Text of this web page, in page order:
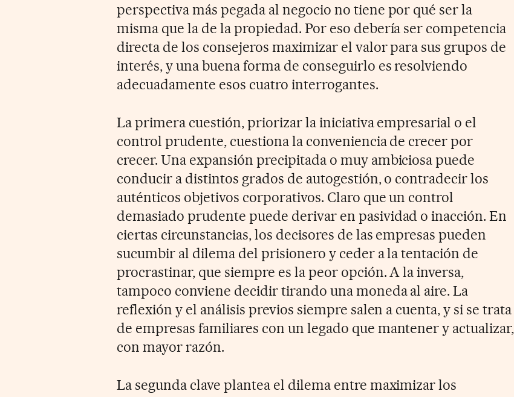
perspectiva más pegada al negocio no tiene por qué ser la
misma que la de la propiedad. Por eso debería ser competencia
directa de los consejeros maximizar el valor para sus grupos de
interés, y una buena forma de conseguirlo es resolviendo
adecuadamente esos cuatro interrogantes.
La primera cuestión, priorizar la iniciativa empresarial o el
control prudente, cuestiona la conveniencia de crecer por
crecer. Una expansión precipitada o muy ambiciosa puede
conducir a distintos grados de autogestión, o contradecir los
auténticos objetivos corporativos. Claro que un control
demasiado prudente puede derivar en pasividad o inacción. En
ciertas circunstancias, los decisores de las empresas pueden
sucumbir al dilema del prisionero y ceder a la tentación de
procrastinar, que siempre es la peor opción. A la inversa,
tampoco conviene decidir tirando una moneda al aire. La
reflexión y el análisis previos siempre salen a cuenta, y si se trata
de empresas familiares con un legado que mantener y actualizar,
con mayor razón.
La segunda clave plantea el dilema entre maximizar los